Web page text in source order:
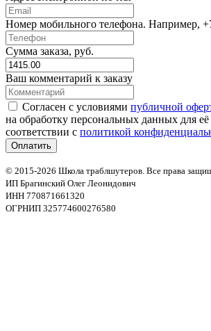
Номер мобильного телефона. Например,
Сумма заказа, руб.
Ваш комментарий к заказу
Согласен с условиями публичной
на обработку персональных данных для
соответствии с политикой
© 2015-2026 Школа траблшутеров. Все права
ИП Брагинский Олег Леонидович
ИНН 770871661320
ОГРНИП 325774600276580